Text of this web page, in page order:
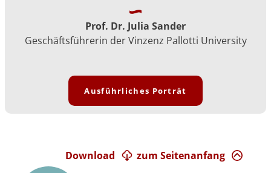
Prof. Dr. Julia Sander
Geschäftsführerin der Vinzenz Pallotti University
Ausführliches Porträt
zum Seitenanfang
Download